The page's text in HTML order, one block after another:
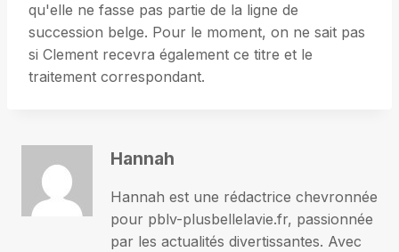
qu'elle ne fasse pas partie de la ligne de
succession belge. Pour le moment, on ne sait pas
si Clement recevra également ce titre et le
traitement correspondant.
Hannah
Hannah est une rédactrice chevronnée
pour pblv-plusbellelavie.fr, passionnée
par les actualités divertissantes. Avec